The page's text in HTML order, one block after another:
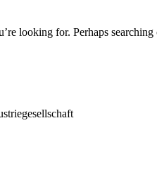
looking for. Perhaps searching